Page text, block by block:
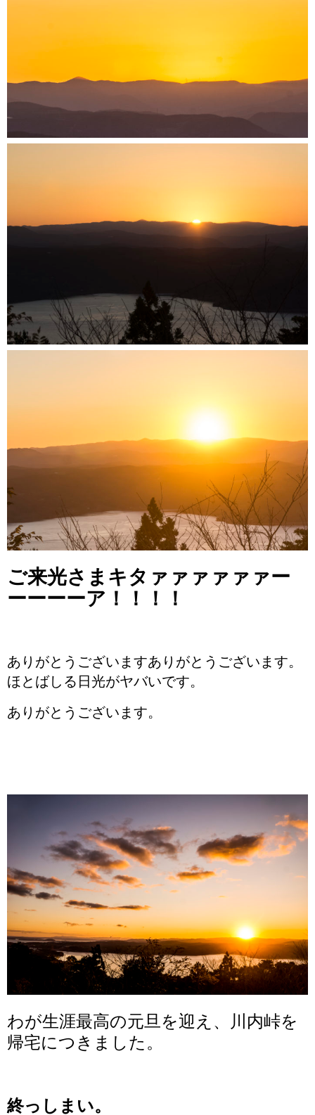
ご来光さまキタァァァァァァー
ーーーーア！！！！
ありがとうございますありがとうございます。
ほとばしる日光がヤバいです。
ありがとうございます。
わが生涯最高の元旦を迎え、川内峠を
帰宅につきました。
終っしまい。